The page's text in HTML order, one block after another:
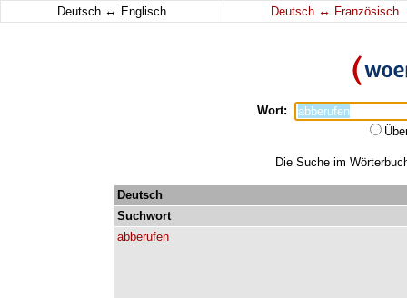
Deutsch ↔ Englisch Deutsch ↔ Französisch
Wort:
Die Suche im
Deutsch
Suchwort
abberufen